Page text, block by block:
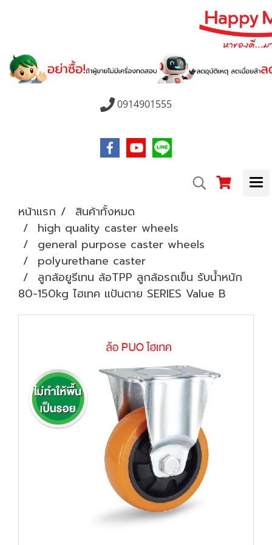
0914901555
หน้าแรก
สินค้าทั้งหมด
high quality caster wheels
general purpose caster wheels
polyurethane caster
ลูกล้อยูรีเทน ล้อTPP ลูกล้อรถเข็น รับน้ำหนัก
80-150kg ไฮเทค แป้นตาย SERIES Value B